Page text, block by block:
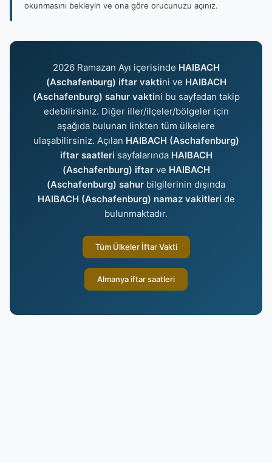
okunmasını bekleyin ve ona göre orucunuzu açınız.
2026 Ramazan Ayı içerisinde HAIBACH
(Aschafenburg) iftar vaktini ve HAIBACH
(Aschafenburg) sahur vaktini bu sayfadan takip
edebilirsiniz. Diğer iller/ilçeler/bölgeler için
aşağıda bulunan linkten tüm ülkelere
ulaşabilirsiniz. Açılan HAIBACH (Aschafenburg)
iftar saatleri sayfalarında HAIBACH
(Aschafenburg) iftarve HAIBACH
(Aschafenburg) sahur bilgilerinin dışında
HAIBACH (Aschafenburg) namaz vakitleri de
bulunmaktadır.
Tüm Ülkeler İftar Vakti
Almanya iftar saatleri